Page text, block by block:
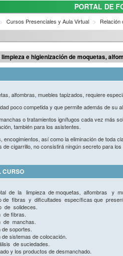
PORTAL DE
Cursos Presenciales y Aula Virtual Relación
limpieza e higienización de moquetas,
alfombras, muebles tapizados, requiere
poco competida y que permite además de su
o tratamientos ignífugos cada vez más
también para los asistentes.
encogimientos, así como la eliminación de toda
de cigarrillo, no consistirá ningún secreto para
CURSO
de la limpieza de moquetas, alfombras y
de fibras y dificultades específicas que
de solideces.
de fibras.
de manchas.
de soportes.
de sistemas de colocación.
de suciedades.
y los productos de desmanchado.